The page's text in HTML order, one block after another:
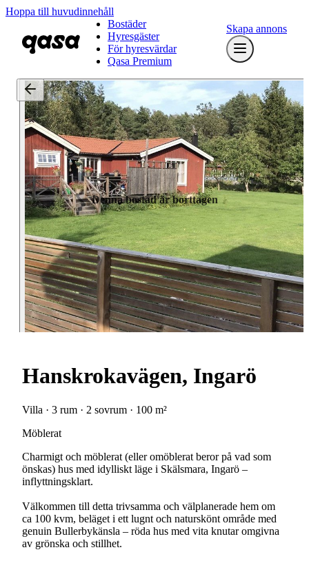
Hoppa till huvudinnehåll
Bostäder
Hyresgäster
För hyresvärdar
Qasa Premium
Skapa annons
Denna bostad är borttagen
Hanskrokavägen, Ingarö
Villa · 3 rum · 2 sovrum · 100 m²
Möblerat
Charmigt och möblerat (eller omöblerat beror på vad som
önskas) hus med idylliskt läge i Skälsmara, Ingarö –
inflyttningsklart.
Välkommen till detta trivsamma och välplanerade hem om
ca 100 kvm, beläget i ett lugnt och naturskönt område med
genuin Bullerbykänsla – röda hus med vita knutar omgivna
av grönska och stillhet.